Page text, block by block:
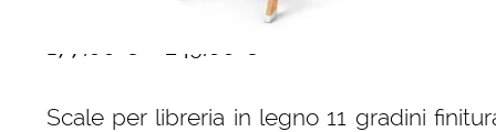
177,00 € 249,00 €
Scale per libreria in legno 11 gradini